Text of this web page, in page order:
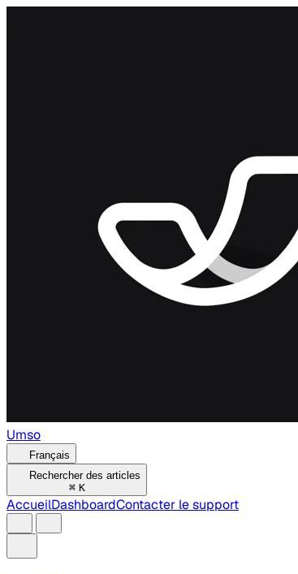
Umso
Français
Rechercher des articles
⌘ K
AccueilDashboardContacter le support